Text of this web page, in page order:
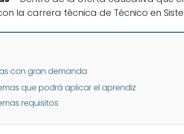
la carrera técnica de Técnico en
con gran demanda
que podrá aplicar el aprendiz
requisitos